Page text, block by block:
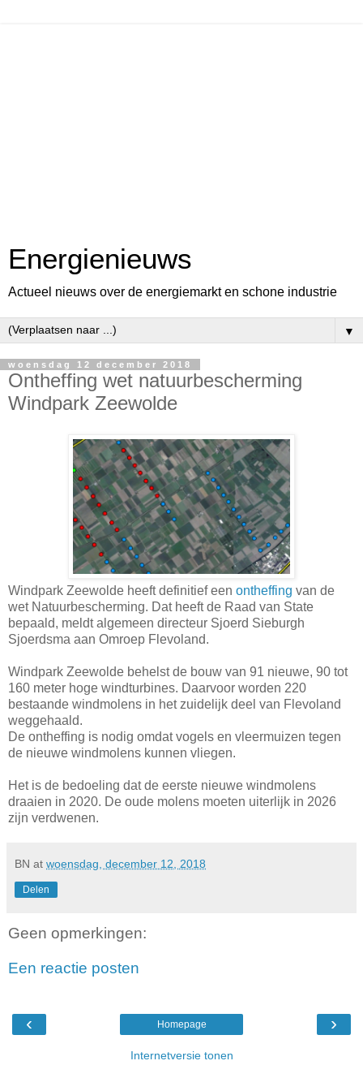
Energienieuws
Actueel nieuws over de energiemarkt en schone industrie
▼
woensdag 12 december 2018
Ontheffing wet natuurbescherming
Windpark Zeewolde
Windpark Zeewolde heeft definitief een ontheffing van de
wet Natuurbescherming. Dat heeft de Raad van State
bepaald, meldt algemeen directeur Sjoerd Sieburgh
Sjoerdsma aan Omroep Flevoland.
Windpark Zeewolde behelst de bouw van 91 nieuwe, 90 tot
160 meter hoge windturbines. Daarvoor worden 220
bestaande windmolens in het zuidelijk deel van Flevoland
weggehaald.
De ontheffing is nodig omdat vogels en vleermuizen tegen
de nieuwe windmolens kunnen vliegen.
Het is de bedoeling dat de eerste nieuwe windmolens
draaien in 2020. De oude molens moeten uiterlijk in 2026
zijn verdwenen.
BN at woensdag, december 12, 2018
Delen
Geen opmerkingen:
Een reactie posten
‹ ›
Homepage
Internetversie tonen